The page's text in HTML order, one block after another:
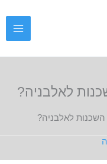
לאלבניה?
השכנות לאלבניה?